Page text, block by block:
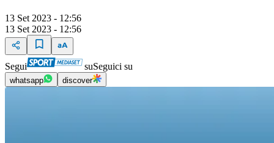
13 Set 2023 - 12:56
13 Set 2023 - 12:56
Segui suSeguici su
whatsapp discover